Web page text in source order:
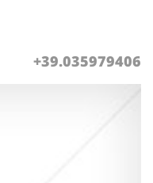
+39.035979406